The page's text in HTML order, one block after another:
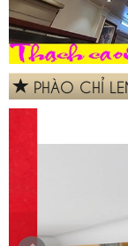
PHÀO CHỈ